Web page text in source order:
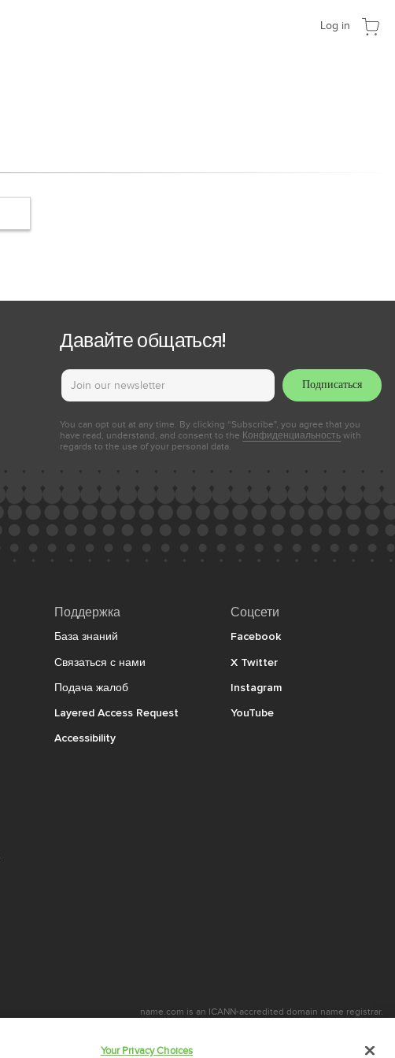
Log in
Давайте общаться!
Подписаться
You can opt out at any time. By clicking “Subscribe", you agree that you
have read, understand, and consent to the Конфиденциальность with
regards to the use of your personal data.
Поддержка
База знаний
Связаться с нами
Подача жалоб
Layered Access Request
Accessibility
Соцсети
Facebook
X Twitter
Instagram
YouTube
name.com is an ICANN-accredited domain name registrar.
Your Privacy Choices